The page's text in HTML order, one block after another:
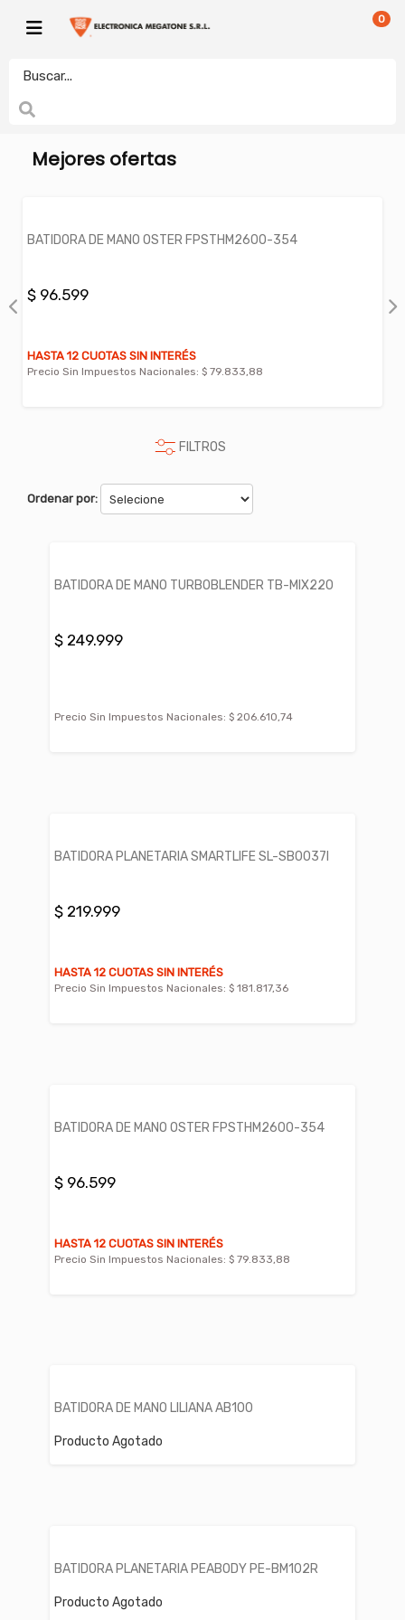
0
electronicamegatonesrl
Mejores ofertas
BATIDORA DE MANO OSTER FPSTHM2600-354
$ 96.599
HASTA 12 CUOTAS SIN INTERÉS
Precio Sin Impuestos Nacionales: $ 79.833,88
FILTROS
Ordenar por:
BATIDORA DE MANO TURBOBLENDER TB-MIX220
$ 249.999
Precio Sin Impuestos Nacionales: $ 206.610,74
BATIDORA PLANETARIA SMARTLIFE SL-SB0037I
$ 219.999
HASTA 12 CUOTAS SIN INTERÉS
Precio Sin Impuestos Nacionales: $ 181.817,36
BATIDORA DE MANO OSTER FPSTHM2600-354
$ 96.599
HASTA 12 CUOTAS SIN INTERÉS
Precio Sin Impuestos Nacionales: $ 79.833,88
BATIDORA DE MANO LILIANA AB100
Producto Agotado
BATIDORA PLANETARIA PEABODY PE-BM102R
Producto Agotado